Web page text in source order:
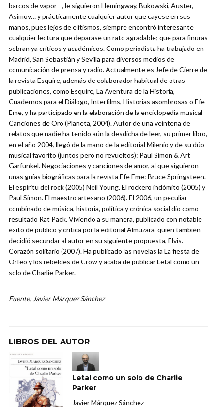
barcos de vapor—, le siguieron Hemingway, Bukowski, Auster,
Asimov… y prácticamente cualquier autor que cayese en sus
manos, pues lejos de elitismos, siempre encontró interesante
cualquier lectura que deparase un rato agradable; que para finuras
sobran ya críticos y académicos. Como periodista ha trabajado en
Madrid, San Sebastián y Sevilla para diversos medios de
comunicación de prensa y radio. Actualmente es Jefe de Cierre de
la revista Esquire, además de colaborador habitual de otras
publicaciones, como Esquire, La Aventura de la Historia,
Cuadernos para el Diálogo, Interfilms, Historias asombrosas o Efe
Eme, y ha participado en la elaboración de la enciclopedia musical
Canciones de Oro (Planeta, 2004). Autor de una veintena de
relatos que nadie ha tenido aún la desdicha de leer, su primer libro,
en el año 2004, llegó de la mano de la editorial Milenio y de su dúo
musical favorito (juntos pero no revueltos): Paul Simon & Art
Garfunkel. Negociaciones y canciones de amor, al que siguieron
unas guías biográficas para la revista Efe Eme: Bruce Springsteen.
El espíritu del rock (2005) Neil Young. El rockero indómito (2005) y
Paul Simon. El maestro artesano (2006). El 2006, un peculiar
combinado de música, historia, política y crónica social dio como
resultado Rat Pack. Viviendo a su manera, publicado con notable
éxito de público y crítica por la editorial Almuzara, quien también
decidió secundar al autor en su siguiente propuesta, Elvis.
Corazón solitario (2007). Ha publicado las novelas la La fiesta de
Orfeo y los rebeldes de Crow y acaba de publicar Letal como un
solo de Charlie Parker.
Fuente: Javier Márquez Sánchez
LIBROS DEL AUTOR
Letal como un solo de Charlie
Parker
Javier Márquez Sánchez